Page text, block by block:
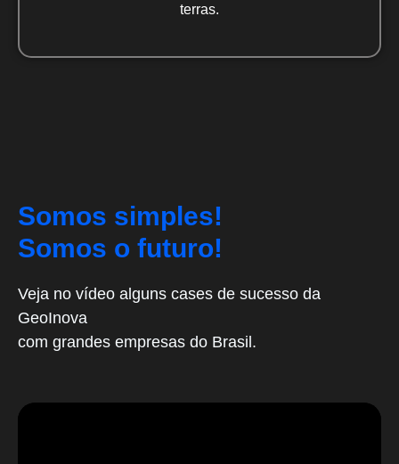
terras.
Somos simples!
Somos o futuro!
Veja no vídeo alguns cases de sucesso da
GeoInova
com grandes empresas do Brasil.